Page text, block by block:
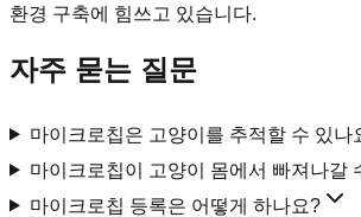
환경 구축에 힘쓰고 있습니다.
자주 묻는 질문
마이크로칩은 고양이를 추적할 수 있나
마이크로칩이 고양이 몸에서 빠져나갈
마이크로칩 등록은 어떻게 하나요?